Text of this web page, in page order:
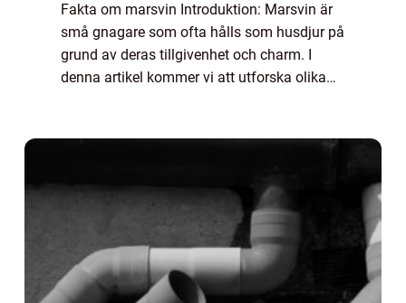
Fakta om marsvin Introduktion: Marsvin är
små gnagare som ofta hålls som husdjur på
grund av deras tillgivenhet och charm. I
denna artikel kommer vi att utforska olika